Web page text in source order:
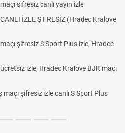
Hradec Kralove - Beşiktaş maçı şifresiz
Hradec Kralove Beşiktaş maçı şifresiz
Trivela Nedir? Trivela Vuruşu Nasıl
Plonjon Nedir? Kalecilikte Plonjon